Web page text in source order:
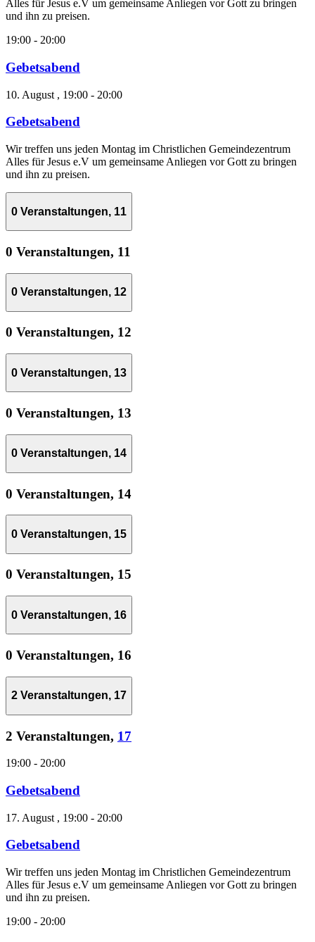
Alles für Jesus e.V um gemeinsame Anliegen vor Gott zu bringen
und ihn zu preisen.
19:00 - 20:00
Gebetsabend
10. August , 19:00 - 20:00
Gebetsabend
Wir treffen uns jeden Montag im Christlichen Gemeindezentrum
Alles für Jesus e.V um gemeinsame Anliegen vor Gott zu bringen
und ihn zu preisen.
0 Veranstaltungen, 11
0 Veranstaltungen, 11
0 Veranstaltungen, 12
0 Veranstaltungen, 12
0 Veranstaltungen, 13
0 Veranstaltungen, 13
0 Veranstaltungen, 14
0 Veranstaltungen, 14
0 Veranstaltungen, 15
0 Veranstaltungen, 15
0 Veranstaltungen, 16
0 Veranstaltungen, 16
2 Veranstaltungen, 17
2 Veranstaltungen, 17
19:00 - 20:00
Gebetsabend
17. August , 19:00 - 20:00
Gebetsabend
Wir treffen uns jeden Montag im Christlichen Gemeindezentrum
Alles für Jesus e.V um gemeinsame Anliegen vor Gott zu bringen
und ihn zu preisen.
19:00 - 20:00